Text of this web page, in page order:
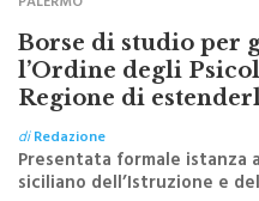
Borse di studio per
l’Ordine degli
Regione di
diRedazione
Presentata formale istanza
siciliano dell’Istruzione e